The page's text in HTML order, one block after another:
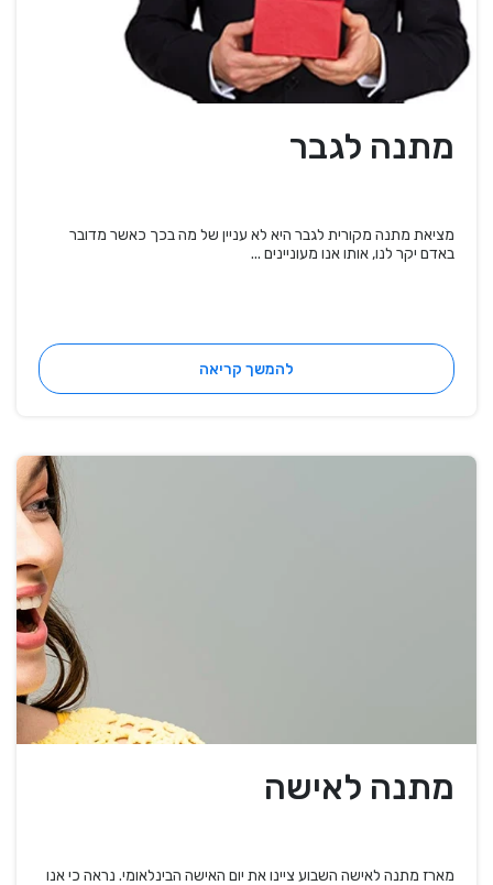
מתנה לגבר
מציאת מתנה מקורית לגבר היא לא עניין של מה בכך כאשר מדובר
באדם יקר לנו, אותו אנו מעוניינים ...
להמשך קריאה
מתנה לאישה
מארז מתנה לאישה השבוע ציינו את יום האישה הבינלאומי. נראה כי אנו